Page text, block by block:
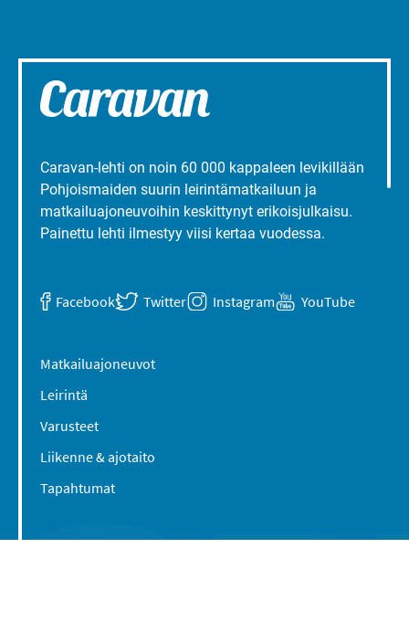
Caravan-lehti on noin 60 000 kappaleen levikillään
Pohjoismaiden suurin leirintämatkailuun ja
matkailuajoneuvoihin keskittynyt erikoisjulkaisu.
Painettu lehti ilmestyy viisi kertaa vuodessa.
Facebook Twitter Instagram YouTube
Matkailuajoneuvot
Leirintä
Varusteet
Liikenne & ajotaito
Tapahtumat